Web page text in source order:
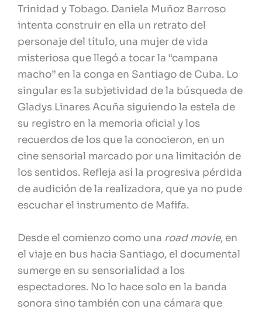
Trinidad y Tobago. Daniela Muñoz Barroso
intenta construir en ella un retrato del
personaje del título, una mujer de vida
misteriosa que llegó a tocar la “campana
macho” en la conga en Santiago de Cuba. Lo
singular es la subjetividad de la búsqueda de
Gladys Linares Acuña siguiendo la estela de
su registro en la memoria oficial y los
recuerdos de los que la conocieron, en un
cine sensorial marcado por una limitación de
los sentidos. Refleja así la progresiva pérdida
de audición de la realizadora, que ya no pude
escuchar el instrumento de Mafifa.
Desde el comienzo como una road movie, en
el viaje en bus hacia Santiago, el documental
sumerge en su sensorialidad a los
espectadores. No lo hace solo en la banda
sonora sino también con una cámara que